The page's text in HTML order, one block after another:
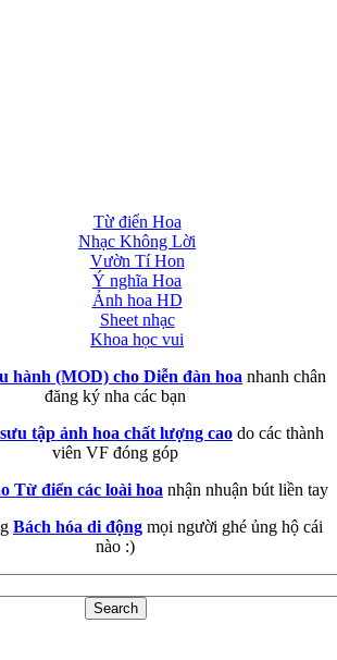
Từ điển Hoa
Nhạc Không Lời
Vườn Tí Hon
Ý nghĩa Hoa
Ảnh hoa HD
Sheet nhạc
Khoa học vui
hành (MOD) cho Diễn đàn hoa nhanh chân
đăng ký nha các bạn
tập ảnh hoa chất lượng cao do các thành
viên VF đóng góp
Từ điển các loài hoa nhận nhuận bút liền tay
Bách hóa di động mọi người ghé ủng hộ cái
nào :)